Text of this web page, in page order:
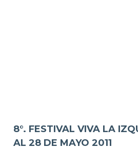
8°. FESTIVAL VIVA LA
AL 28 DE MAYO 2011